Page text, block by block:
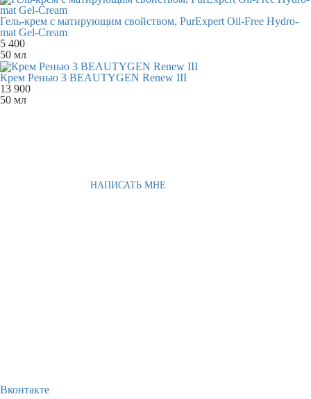
Гель-крем с матирующим свойством, PurExpert Oil-Free Hydro-
mat Gel-Cream
5 400
50 мл
Крем Ренью 3 BEAUTYGEN Renew III
13 900
50 мл
НАПИСАТЬ МНЕ
Вконтакте